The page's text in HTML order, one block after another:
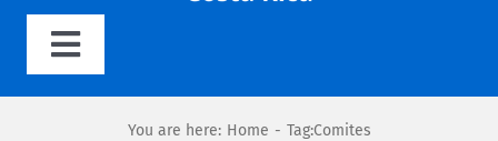
Toggle
Navigation
You are here: Home - Tag:Comites